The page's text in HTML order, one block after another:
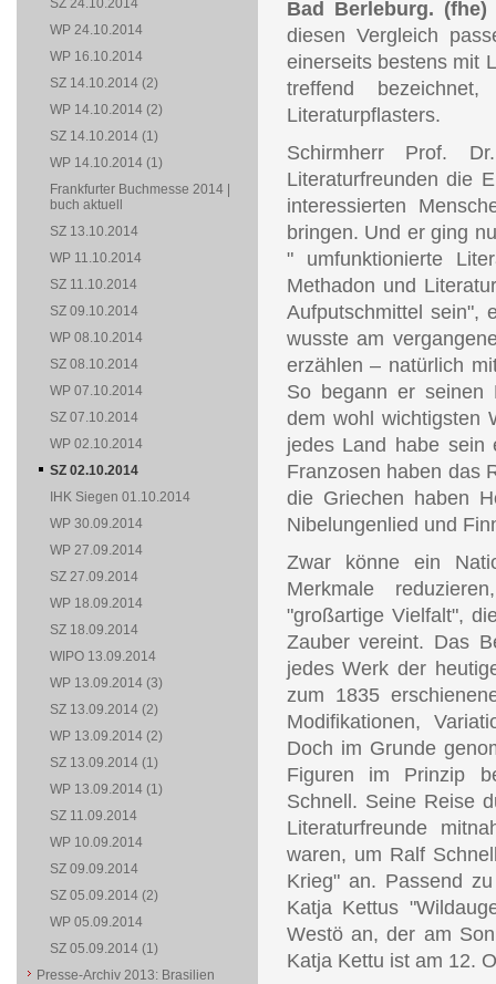
Bad Berleburg. (fhe)
diesen Vergleich
einerseits bestens mit
treffend
Literaturpflasters.
Schirmherr Prof.
Literaturfreunden die
interessierten
bringen. Und er ging
" umfunktionierte
Methadon und
Aufputschmittel sein",
wusste am
erzählen – natürlich
So begann er seinen
dem wohl wichtigsten
jedes Land habe sein
Franzosen haben das
die Griechen haben
Nibelungenlied und
Zwar könne ein
Merkmale
"großartige Vielfalt",
Zauber vereint. Das
jedes Werk der
zum 1835
Modifikationen,
Doch im Grunde
Figuren im Prinzip
Schnell. Seine Reise
Literaturfreunde
waren, um Ralf
Krieg" an. Passend
Katja Kettus
Westö an, der am
Katja Kettu ist am 12.
SZ 24.10.2014
WP 24.10.2014
WP 16.10.2014
SZ 14.10.2014 (2)
WP 14.10.2014 (2)
SZ 14.10.2014 (1)
WP 14.10.2014 (1)
Frankfurter Buchmesse 2014 |
buch aktuell
SZ 13.10.2014
WP 11.10.2014
SZ 11.10.2014
SZ 09.10.2014
WP 08.10.2014
SZ 08.10.2014
WP 07.10.2014
SZ 07.10.2014
WP 02.10.2014
SZ 02.10.2014
IHK Siegen 01.10.2014
WP 30.09.2014
WP 27.09.2014
SZ 27.09.2014
WP 18.09.2014
SZ 18.09.2014
WIPO 13.09.2014
WP 13.09.2014 (3)
SZ 13.09.2014 (2)
WP 13.09.2014 (2)
SZ 13.09.2014 (1)
WP 13.09.2014 (1)
SZ 11.09.2014
WP 10.09.2014
SZ 09.09.2014
SZ 05.09.2014 (2)
WP 05.09.2014
SZ 05.09.2014 (1)
Presse-Archiv 2013: Brasilien